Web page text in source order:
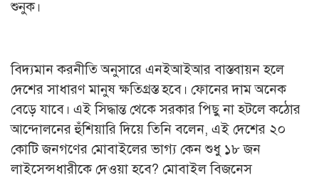
শুনুক।
বিদ্যমান করনীতি অনুসারে এনইআইআর বাস্তবায়ন হলে
দেশের সাধারণ মানুষ ক্ষতিগ্রস্ত হবে। ফোনের দাম অনেক
বেড়ে যাবে। এই সিদ্ধান্ত থেকে সরকার পিছু না হটলে কঠোর
আন্দোলনের হুঁশিয়ারি দিয়ে তিনি বলেন, এই দেশের ২০
কোটি জনগণের মোবাইলের ভাগ্য কেন শুধু ১৮ জন
লাইসেন্সধারীকে দেওয়া হবে? মোবাইল বিজনেস